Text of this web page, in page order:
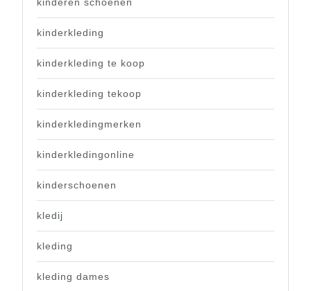
kinderkleding
kinderkleding te koop
kinderkleding tekoop
kinderkledingmerken
kinderkledingonline
kinderschoenen
kledij
kleding
kleding dames